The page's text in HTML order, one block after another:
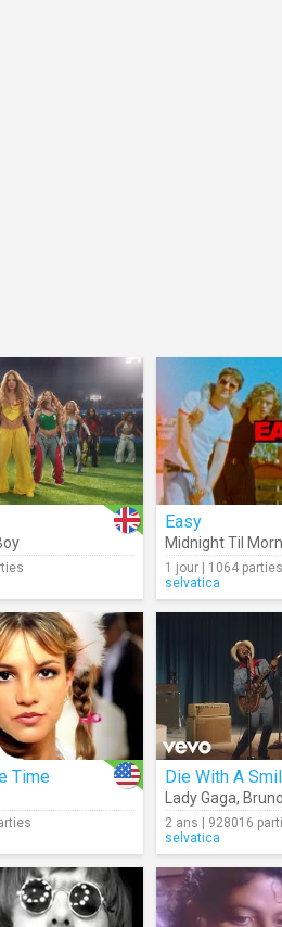
Easy
Midnight Til
1 jour | 1064 parties
selvatica
Time Die With A
Lady Gaga,
2 ans | 928016
selvatica